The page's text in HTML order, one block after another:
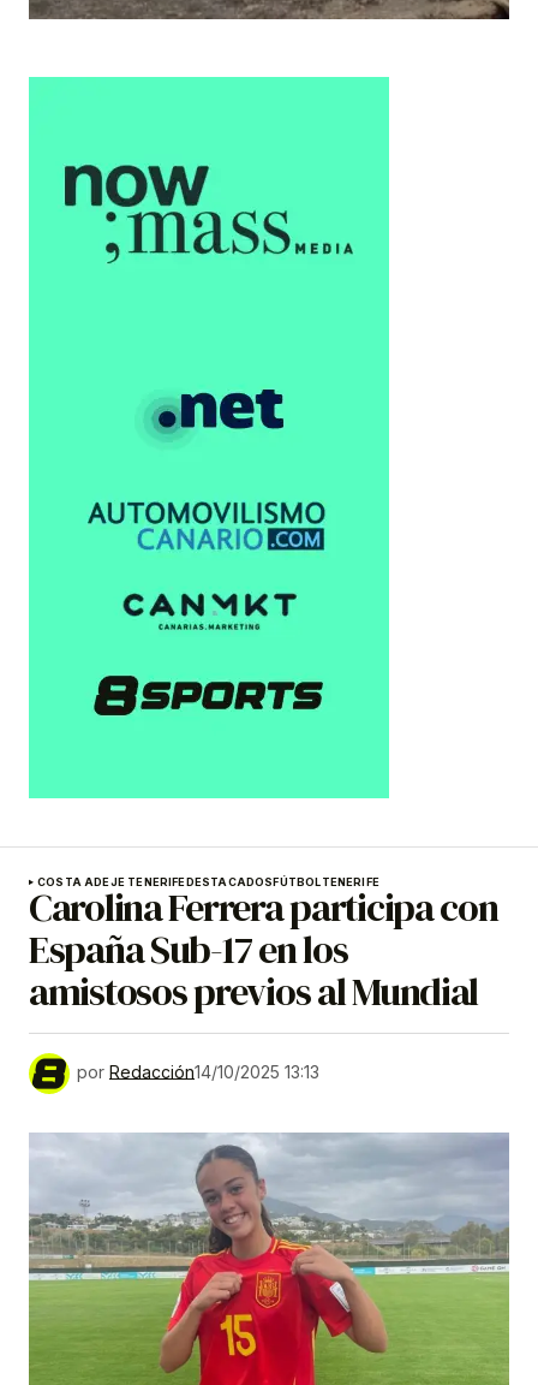
COSTA ADEJE TENERIFEDESTACADOSFÚTBOLTENERIFE
Carolina Ferrera participa con
España Sub-17 en los
amistosos previos al Mundial
por Redacción14/10/2025 13:13